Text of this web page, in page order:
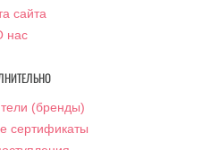
сайта
нас
(бренды)
сертификаты